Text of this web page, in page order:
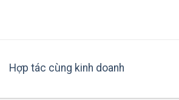
Hợp tác cùng kinh doanh